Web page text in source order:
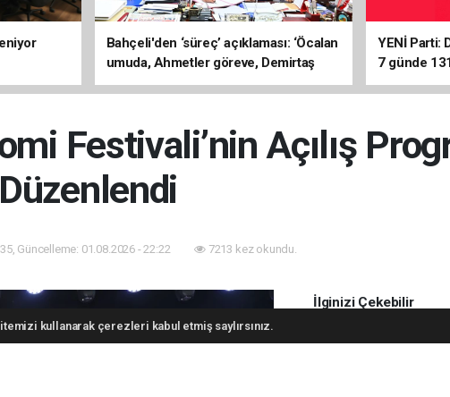
Bahçeli'den ‘süreç’ açıklaması: ‘Öcalan
umuda, Ahmetler göreve, Demirtaş
evine dönmeli’
YENİ Parti:
7 günde
liralık
Festivali’nin Açılış
Düzenlendi
Güncelleme: 01.08.2026 - 22:22 7213 kez okundu.
İlginizi Çekebilir
kullanarak çerezleri kabul etmiş saylırsınız.